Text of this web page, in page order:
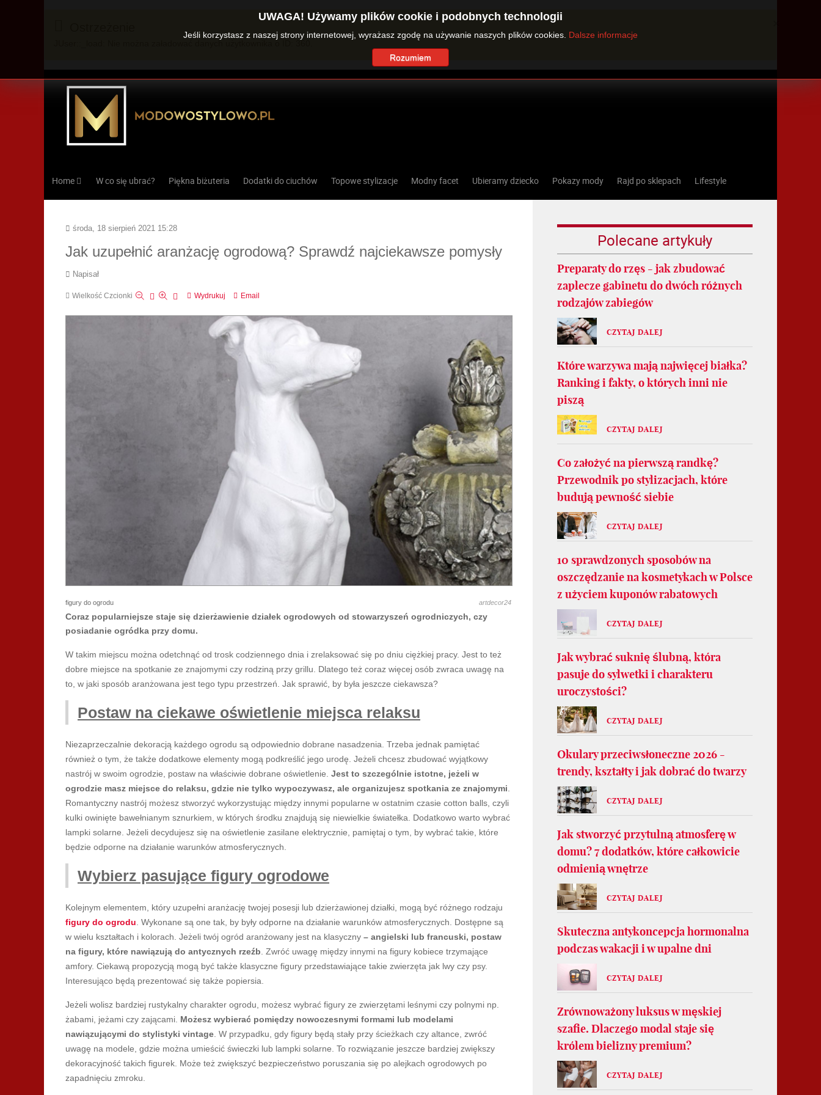
Home W co się ubrać? Piękna biżuteria Dodatki do ciuchów Topowe stylizacje Modny facet Ubieramy dziecko Pokazy mody Rajd po sklepach Lifestyle
środa, 18 sierpień 2021 15:28
Jak uzupełnić aranżację ogrodową? Sprawdź najciekawsze pomysły
Napisał
Wielkość Czcionki Wydrukuj Email
figury do ogrodu artdecor24
Coraz popularniejsze staje się dzierżawienie działek ogrodowych od stowarzyszeń ogrodniczych, czy
posiadanie ogródka przy domu.
W takim miejscu można odetchnąć od trosk codziennego dnia i zrelaksować się po dniu ciężkiej pracy. Jest to też
dobre miejsce na spotkanie ze znajomymi czy rodziną przy grillu. Dlatego też coraz więcej osób zwraca uwagę na
to, w jaki sposób aranżowana jest tego typu przestrzeń. Jak sprawić, by była jeszcze ciekawsza?
Postaw na ciekawe oświetlenie miejsca relaksu
Niezaprzeczalnie dekoracją każdego ogrodu są odpowiednio dobrane nasadzenia. Trzeba jednak pamiętać
również o tym, że także dodatkowe elementy mogą podkreślić jego urodę. Jeżeli chcesz zbudować wyjątkowy
nastrój w swoim ogrodzie, postaw na właściwie dobrane oświetlenie. Jest to szczególnie istotne, jeżeli w
ogrodzie masz miejsce do relaksu, gdzie nie tylko wypoczywasz, ale organizujesz spotkania ze znajomymi
Romantyczny nastrój możesz stworzyć wykorzystując między innymi popularne w ostatnim czasie cotton balls, czyli
kulki owinięte bawełnianym sznurkiem, w których środku znajdują się niewielkie światełka. Dodatkowo warto wybrać
lampki solarne. Jeżeli decydujesz się na oświetlenie zasilane elektrycznie, pamiętaj o tym, by wybrać takie, które
będzie odporne na działanie warunków atmosferycznych.
Wybierz pasujące figury ogrodowe
Kolejnym elementem, który uzupełni aranżację twojej posesji lub dzierżawionej działki, mogą być różnego rodzaju
figury do ogrodu . Wykonane są one tak, by były odporne na działanie warunków atmosferycznych. Dostępne są
w wielu kształtach i kolorach. Jeżeli twój ogród aranżowany jest na klasyczny – angielski lub francuski, postaw
na figury, które nawiązują do antycznych rzeźb . Zwróć uwagę między innymi na figury kobiece trzymające
amfory. Ciekawą propozycją mogą być także klasyczne figury przedstawiające takie zwierzęta jak lwy czy psy.
Interesująco będą prezentować się także popiersia.
Jeżeli wolisz bardziej rustykalny charakter ogrodu, możesz wybrać figury ze zwierzętami leśnymi czy polnymi np.
żabami, jeżami czy zającami. Możesz wybierać pomiędzy nowoczesnymi formami lub modelami
nawiązującymi do stylistyki vintage . W przypadku, gdy figury będą stały przy ścieżkach czy altance, zwróć
uwagę na modele, gdzie można umieścić świeczki lub lampki solarne. To rozwiązanie jeszcze bardziej zwiększy
dekoracyjność takich figurek. Może też zwiększyć bezpieczeństwo poruszania się po alejkach ogrodowych po
zapadnięciu zmroku.
Polecane artykuły
Preparaty do rzęs - jak zbudować
zaplecze gabinetu do dwóch różnych
rodzajów zabiegów
CZYTAJ DALEJ
Które warzywa mają najwięcej białka?
Ranking i fakty, o których inni nie
piszą
CZYTAJ DALEJ
Co założyć na pierwszą randkę?
Przewodnik po stylizacjach, które
budują pewność siebie
CZYTAJ DALEJ
10 sprawdzonych sposobów na
oszczędzanie na kosmetykach w Polsce
z użyciem kuponów rabatowych
CZYTAJ DALEJ
Jak wybrać suknię ślubną, która
pasuje do sylwetki i charakteru
uroczystości?
CZYTAJ DALEJ
Okulary przeciwsłoneczne 2026 -
trendy, kształty i jak dobrać do twarzy
CZYTAJ DALEJ
Jak stworzyć przytulną atmosferę w
domu? 7 dodatków, które całkowicie
odmienią wnętrze
CZYTAJ DALEJ
Skuteczna antykoncepcja hormonalna
podczas wakacji i w upalne dni
CZYTAJ DALEJ
Zrównoważony luksus w męskiej
szafie. Dlaczego modal staje się
królem bielizny premium?
CZYTAJ DALEJ
UWAGA! Używamy plików cookie i podobnych technologii
Jeśli korzystasz z naszej strony internetowej, wyrażasz zgodę na używanie naszych plików cookies. Dalsze informacje
Rozumiem